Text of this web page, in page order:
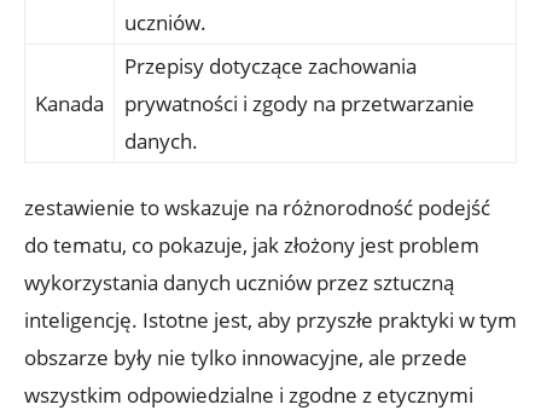
uczniów.
Kanada
Przepisy dotyczące zachowania
prywatności i zgody na przetwarzanie
danych.
zestawienie to wskazuje na różnorodność podejść
do tematu, co pokazuje, jak złożony jest problem
wykorzystania danych uczniów przez sztuczną
inteligencję. Istotne jest, aby przyszłe praktyki w tym
obszarze były nie tylko innowacyjne, ale przede
wszystkim odpowiedzialne i zgodne z etycznymi